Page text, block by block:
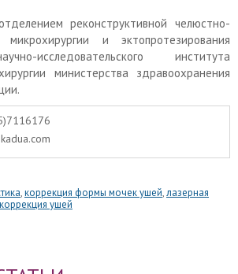
реконструктивной челюстно-
и эктопротезирования
исследовательского института
министерства здравоохранения
,коррекция формы мочек ушей,лазерная
ушей